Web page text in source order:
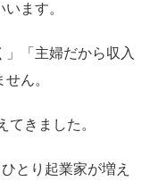
ます。
「主婦だから収入
ん。
てきました。
とり起業家が増え